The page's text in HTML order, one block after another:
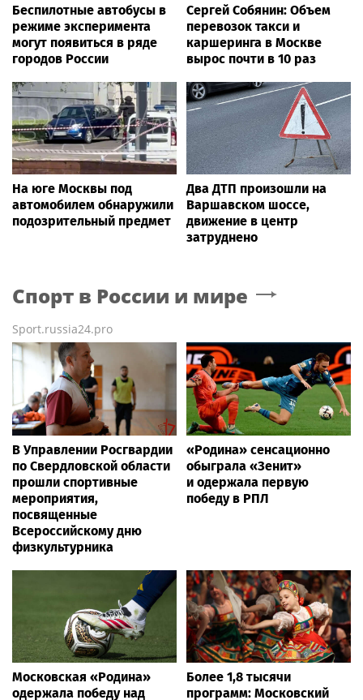
Беспилотные автобусы в
режиме эксперимента
могут появиться в ряде
городов России
Сергей Собянин: Объем
перевозок такси и
каршеринга в Москве
вырос почти в 10 раз
На юге Москвы под
автомобилем обнаружили
подозрительный предмет
Два ДТП произошли на
Варшавском шоссе,
движение в центр
затруднено
Спорт в России и мире
Sport.russia24.pro
В Управлении Росгвардии
по Свердловской области
прошли спортивные
мероприятия,
посвященные
Всероссийскому дню
физкультурника
«Родина» сенсационно
обыграла «Зенит»
и одержала первую
победу в РПЛ
Московская «Родина»
одержала победу над
Более 1,8 тысячи
программ: Московский